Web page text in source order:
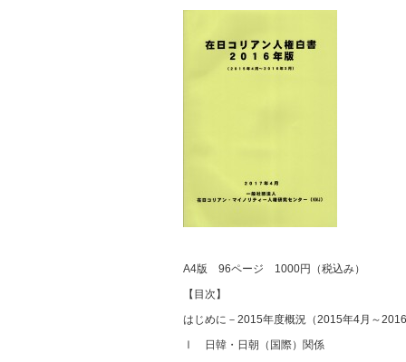
A4版 96ページ 1000円（税込み）
【目次】
はじめに－2015年度概況（2015年4月～2016
Ⅰ 日韓・日朝（国際）関係